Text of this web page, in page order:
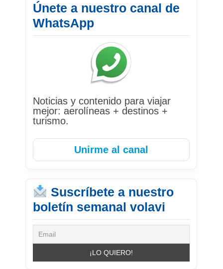
Únete a nuestro canal de
WhatsApp
Noticias y contenido para viajar
mejor: aerolíneas + destinos +
turismo.
Unirme al canal
Suscríbete a nuestro
boletín semanal volavi